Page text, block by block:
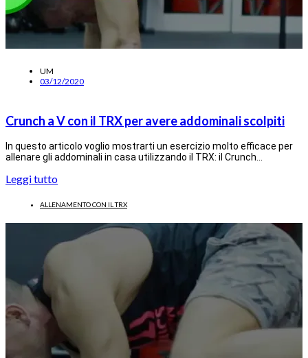
UM
03/12/2020
Crunch a V con il TRX per avere addominali scolpiti
In questo articolo voglio mostrarti un esercizio molto efficace per
allenare gli addominali in casa utilizzando il TRX: il Crunch…
Leggi tutto
ALLENAMENTO CON IL TRX